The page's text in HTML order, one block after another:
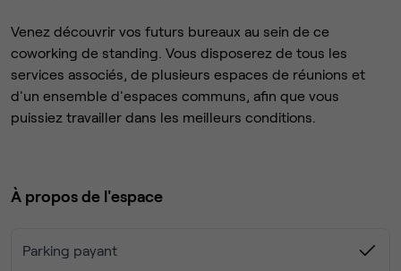
Venez découvrir vos futurs bureaux au sein de ce
coworking de standing. Vous disposerez de tous les
services associés, de plusieurs espaces de réunions et
d'un ensemble d'espaces communs, afin que vous
puissiez travailler dans les meilleurs conditions.
À propos de l'espace
Parking payant